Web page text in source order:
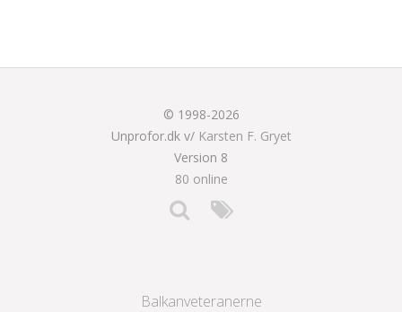
© 1998-2026
Unprofor.dk v/ Karsten F. Gryet
Version 8
80 online
Balkanveteranerne